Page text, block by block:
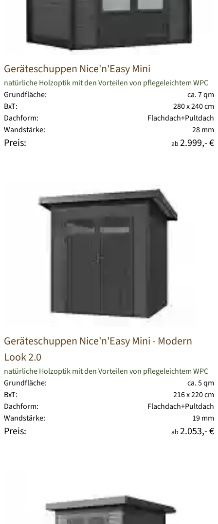
Geräteschuppen Nice'n'Easy Mini
natürliche Holzoptik mit den Vorteilen von pflegeleichtem WPC
Grundfläche:
ca. 7 qm
BxT:
280 x 240 cm
Dachform:
Flachdach+Pultdach
Wandstärke:
28 mm
Preis: ab 2.999,- €
Geräteschuppen Nice'n'Easy Mini - Modern
Look 2.0
natürliche Holzoptik mit den Vorteilen von pflegeleichtem WPC
Grundfläche:
ca. 5 qm
BxT:
216 x 220 cm
Dachform:
Flachdach+Pultdach
Wandstärke:
19 mm
Preis: ab 2.053,- €